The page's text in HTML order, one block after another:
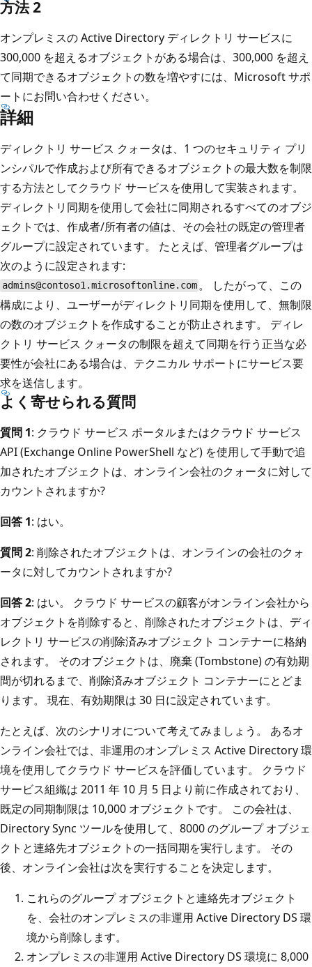
方法 2
オンプレミスの Active Directory ディレクトリ サービスに
300,000 を超えるオブジェクトがある場合は、300,000 を超え
て同期できるオブジェクトの数を増やすには、Microsoft サポ
ートにお問い合わせください。
詳細
ディレクトリ サービス クォータは、1 つのセキュリティ プリ
ンシパルで作成および所有できるオブジェクトの最大数を制限
する方法としてクラウド サービスを使用して実装されます。
ディレクトリ同期を使用して会社に同期されるすべてのオブジ
ェクトでは、作成者/所有者の値は、その会社の既定の管理者
グループに設定されています。 たとえば、管理者グループは
次のように設定されます:
admins@contoso1.microsoftonline.com 。 したがって、この
構成により、ユーザーがディレクトリ同期を使用して、無制限
の数のオブジェクトを作成することが防止されます。 ディレ
クトリ サービス クォータの制限を超えて同期を行う正当な必
要性が会社にある場合は、テクニカル サポートにサービス要
求を送信します。
よく寄せられる質問
質問 1: クラウド サービス ポータルまたはクラウド サービス
API (Exchange Online PowerShell など) を使用して手動で追
加されたオブジェクトは、オンライン会社のクォータに対して
カウントされますか?
回答 1: はい。
質問 2: 削除されたオブジェクトは、オンラインの会社のクォ
ータに対してカウントされますか?
回答 2: はい。 クラウド サービスの顧客がオンライン会社から
オブジェクトを削除すると、削除されたオブジェクトは、ディ
レクトリ サービスの削除済みオブジェクト コンテナーに格納
されます。 そのオブジェクトは、廃棄 (Tombstone) の有効期
間が切れるまで、削除済みオブジェクト コンテナーにとどま
ります。 現在、有効期限は 30 日に設定されています。
たとえば、次のシナリオについて考えてみましょう。 あるオ
ンライン会社では、非運用のオンプレミス Active Directory 環
境を使用してクラウド サービスを評価しています。 クラウド
サービス組織は 2011 年 10 月 5 日より前に作成されており、
既定の同期制限は 10,000 オブジェクトです。 この会社は、
Directory Sync ツールを使用して、8000 のグループ オブジェ
クトと連絡先オブジェクトの一括同期を実行します。 その
後、オンライン会社は次を実行することを決定します。
これらのグループ オブジェクトと連絡先オブジェクト
を、会社のオンプレミスの非運用 Active Directory DS 環
境から削除します。
オンプレミスの非運用 Active Directory DS 環境に 8,000